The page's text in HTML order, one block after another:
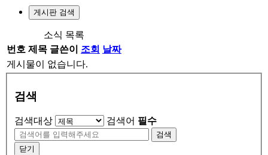
게시판 검색
소식 목록
번호 제목 글쓴이 조회 날짜
게시물이 없습니다.
검색
검색대상 검색어 필수
검색
닫기